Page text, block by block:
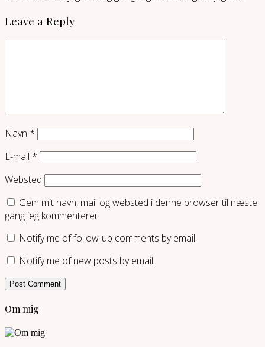
Leave a Reply
Navn *
E-mail *
Websted
Gem mit navn, mail og websted i denne browser til næste
gang jeg kommenterer.
Notify me of follow-up comments by email.
Notify me of new posts by email.
Om mig